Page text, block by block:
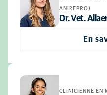
ANIREPRO)
Dr. Vet.
En
CLINICIENNE EN